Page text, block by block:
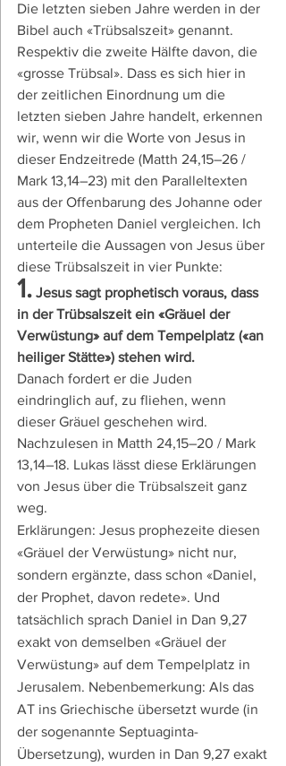
Die letzten sieben Jahre werden in der
Bibel auch «Trübsalszeit» genannt.
Respektiv die zweite Hälfte davon, die
«grosse Trübsal». Dass es sich hier in
der zeitlichen Einordnung um die
letzten sieben Jahre handelt, erkennen
wir, wenn wir die Worte von Jesus in
dieser Endzeitrede (Matth 24,15–26 /
Mark 13,14–23) mit den Paralleltexten
aus der Offenbarung des Johanne oder
dem Propheten Daniel vergleichen. Ich
unterteile die Aussagen von Jesus über
diese Trübsalszeit in vier Punkte:
1. Jesus sagt prophetisch voraus, dass
in der Trübsalszeit ein «Gräuel der
Verwüstung» auf dem Tempelplatz («an
heiliger Stätte») stehen wird.
Danach fordert er die Juden
eindringlich auf, zu fliehen, wenn
dieser Gräuel geschehen wird.
Nachzulesen in Matth 24,15–20 / Mark
13,14–18. Lukas lässt diese Erklärungen
von Jesus über die Trübsalszeit ganz
weg.
Erklärungen: Jesus prophezeite diesen
«Gräuel der Verwüstung» nicht nur,
sondern ergänzte, dass schon «Daniel,
der Prophet, davon redete». Und
tatsächlich sprach Daniel in Dan 9,27
exakt von demselben «Gräuel der
Verwüstung» auf dem Tempelplatz in
Jerusalem. Nebenbemerkung: Als das
AT ins Griechische übersetzt wurde (in
der sogenannte Septuaginta-
Übersetzung), wurden in Dan 9,27 exakt